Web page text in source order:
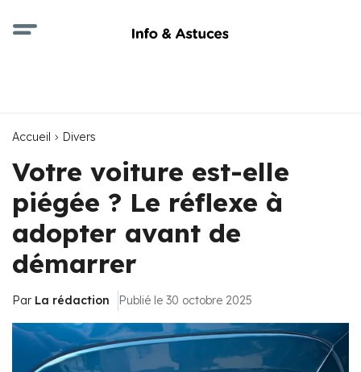
Accueil Divers
Votre voiture est-elle
piégée ? Le réflexe à
adopter avant de
démarrer
Par La rédaction Publié le 30 octobre 2025